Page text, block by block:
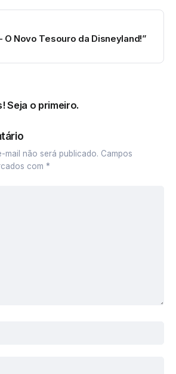
O Novo Tesouro da Disneyland!”
Seja o primeiro.
mail não será publicado. Campos
com *